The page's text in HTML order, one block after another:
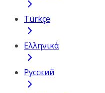
Türkçe
Ελληνικά
Русский